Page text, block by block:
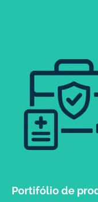
Portifólio de